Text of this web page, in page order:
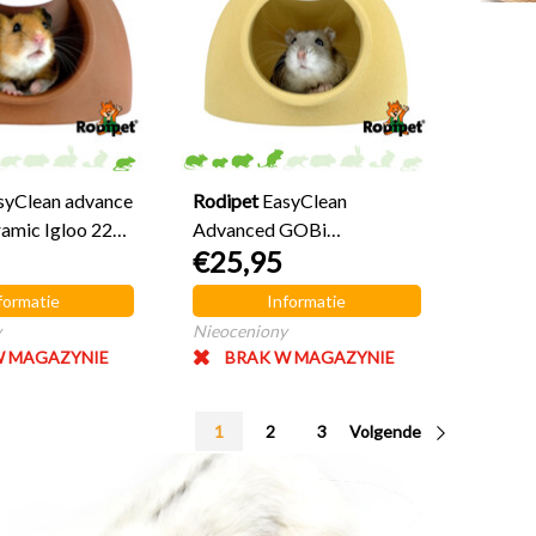
advance
Igloo 22
MAGAZYNIE
RodipetEasyClean
Advanced GOBi
Ceramiczne igloo 16 cm
€25,95
Informatie
Nieoceniony
BRAK W MAGAZYNIE
1 2 3 Volgende